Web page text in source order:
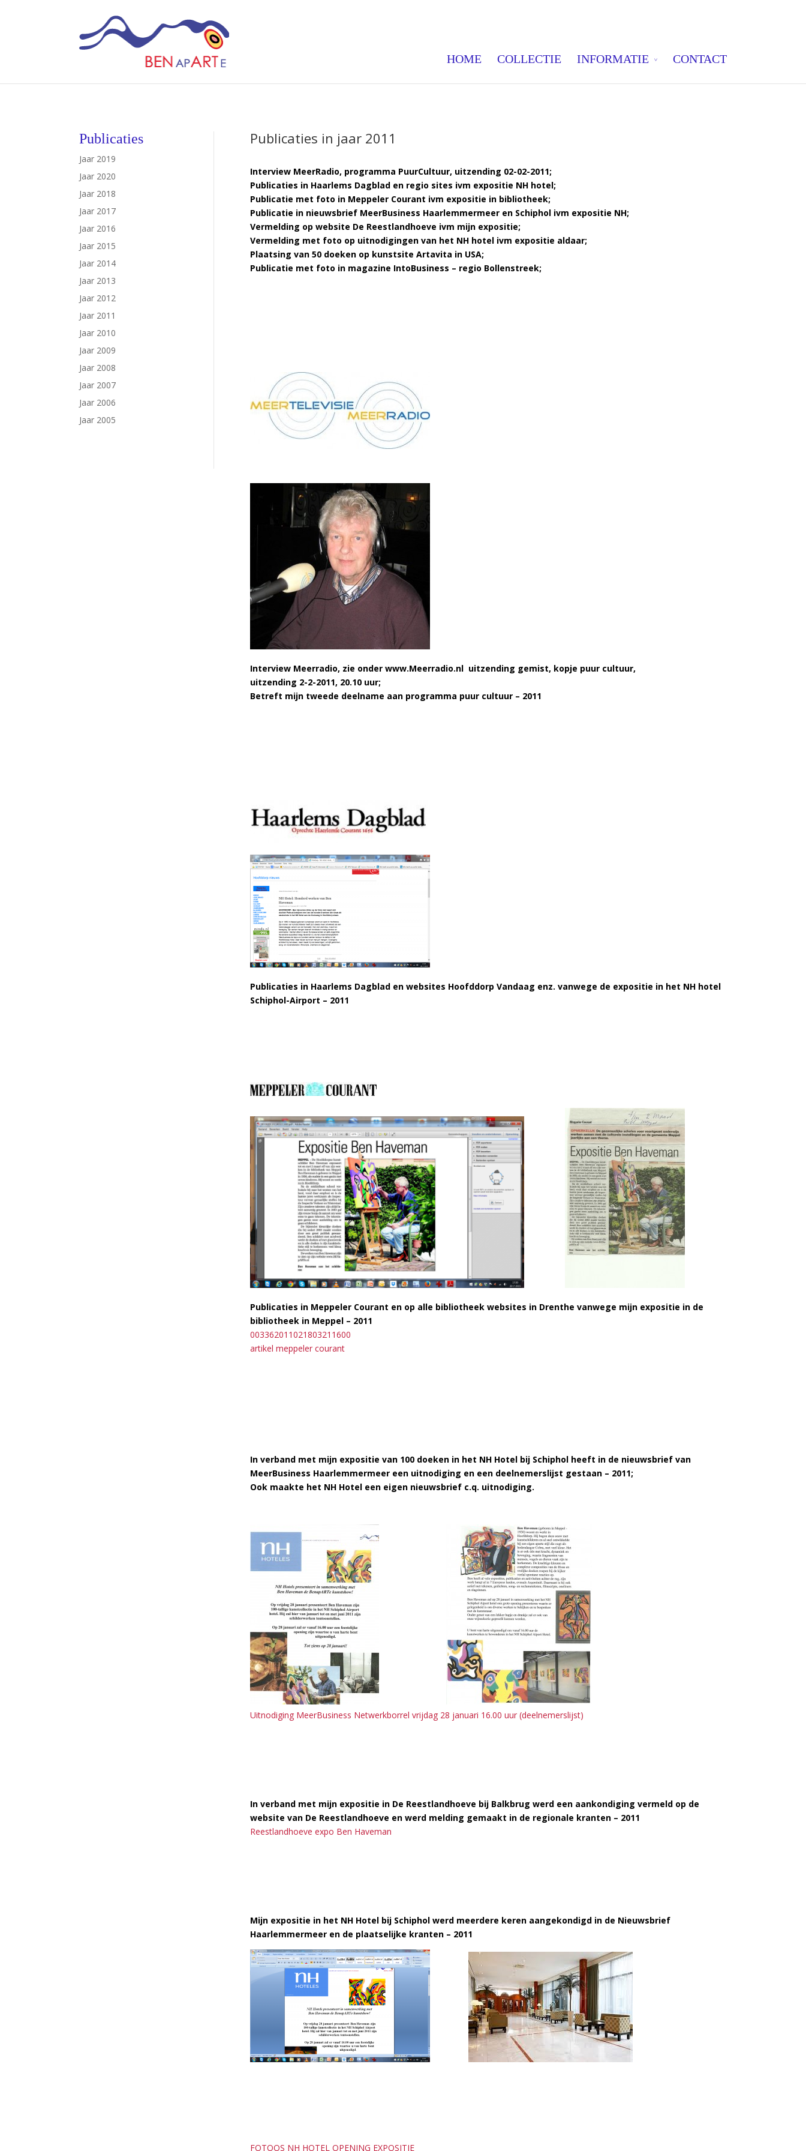
HOME COLLECTIE INFORMATIE CONTACT
Publicaties
Jaar 2019
Jaar 2020
Jaar 2018
Jaar 2017
Jaar 2016
Jaar 2015
Jaar 2014
Jaar 2013
Jaar 2012
Jaar 2011
Jaar 2010
Jaar 2009
Jaar 2008
Jaar 2007
Jaar 2006
Jaar 2005
Publicaties in jaar 2011
Interview MeerRadio, programma PuurCultuur, uitzending 02-02-2011;
Publicaties in Haarlems Dagblad en regio sites ivm expositie NH hotel;
Publicatie met foto in Meppeler Courant ivm expositie in bibliotheek;
Publicatie in nieuwsbrief MeerBusiness Haarlemmermeer en Schiphol ivm expositie NH;
Vermelding op website De Reestlandhoeve ivm mijn expositie;
Vermelding met foto op uitnodigingen van het NH hotel ivm expositie aldaar;
Plaatsing van 50 doeken op kunstsite Artavita in USA;
Publicatie met foto in magazine IntoBusiness – regio Bollenstreek;
Interview Meerradio, zie onder www.Meerradio.nl uitzending gemist, kopje puur cultuur,
uitzending 2-2-2011, 20.10 uur;
Betreft mijn tweede deelname aan programma puur cultuur – 2011
Publicaties in Haarlems Dagblad en websites Hoofddorp Vandaag enz. vanwege de expositie in het NH hotel
Schiphol-Airport – 2011
Publicaties in Meppeler Courant en op alle bibliotheek websites in Drenthe vanwege mijn expositie in de
bibliotheek in Meppel – 2011
003362011021803211600
artikel meppeler courant
In verband met mijn expositie van 100 doeken in het NH Hotel bij Schiphol heeft in de nieuwsbrief van
MeerBusiness Haarlemmermeer een uitnodiging en een deelnemerslijst gestaan – 2011;
Ook maakte het NH Hotel een eigen nieuwsbrief c.q. uitnodiging.
Uitnodiging MeerBusiness Netwerkborrel vrijdag 28 januari 16.00 uur (deelnemerslijst)
In verband met mijn expositie in De Reestlandhoeve bij Balkbrug werd een aankondiging vermeld op de
website van De Reestlandhoeve en werd melding gemaakt in de regionale kranten – 2011
Reestlandhoeve expo Ben Haveman
Mijn expositie in het NH Hotel bij Schiphol werd meerdere keren aangekondigd in de Nieuwsbrief
Haarlemmermeer en de plaatselijke kranten – 2011
FOTOOS NH HOTEL OPENING EXPOSITIE